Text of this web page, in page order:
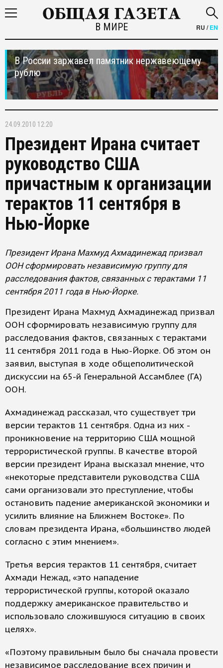
В МИРЕ RU /EN
В России заржавел памятник нержавеющему
рублю
24.09.2010 12:20
Президент Ирана считает
руководство США
причастным к организации
терактов 11 сентября в
Нью-Йорке
Президент Ирана Махмуд Ахмадинежад призвал
ООН сформировать независимую группу для
расследования фактов, связанных с терактами 11
сентября 2011 года в Нью-Йорке.
Президент Ирана Махмуд Ахмадинежад призвал
ООН сформировать независимую группу для
расследования фактов, связанных с терактами
11 сентября 2011 года в Нью-Йорке. Об этом он
заявил, выступая в ходе общеполитической
дискуссии на 65-й Генеральной Ассамблее (ГА)
ООН.
Ахмадинежад рассказал, что существует три
версии терактов 11 сентября. Одна из них -
проникновение на территорию США мощной
террористической группы. В качестве второй
версии президент Ирана высказал мнение, что
«некоторые представители руководства США
сами организовали это преступление, чтобы
остановить падение американской экономики и
усилить влияние на Ближнем Востоке». По
словам президента Ирана, «большинство людей
согласно с этим мнением».
Третья версия терактов 11 сентября, считает
Ахмади Нежад, «это нападение
террористической группы, которой оказало
поддержку американское правительство и
использовало сложившуюся ситуацию в своих
целях».
«Поэтому правильным было бы сначала провести
независимое расследование всех причин и